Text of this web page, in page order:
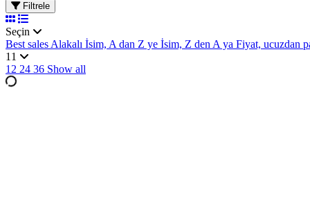
Filtrele
Seçin
Best salesAlakalı İsim, A dan Z ye İsim, Z den A ya Fiyat, ucuzdan
11
12 24 36 Show all